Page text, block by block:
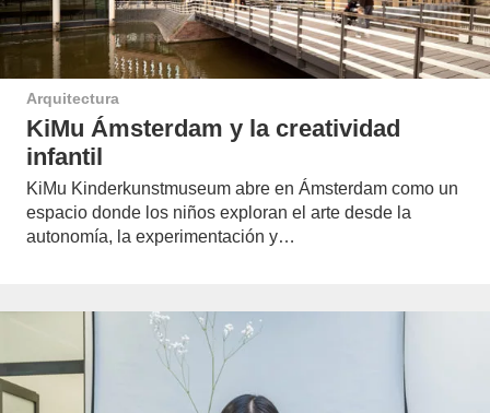
Arquitectura
KiMu Ámsterdam y la creatividad
infantil
KiMu Kinderkunstmuseum abre en Ámsterdam como un
espacio donde los niños exploran el arte desde la
autonomía, la experimentación y…